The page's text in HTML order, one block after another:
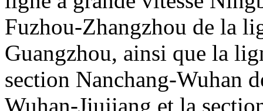
Fuzhou-Zhangzhou de la
Guangzhou, ainsi que la
section Nanchang-Wuhan
Wuhan-Jiujiang et la